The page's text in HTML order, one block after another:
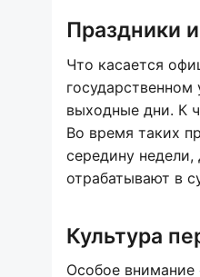
Праздники
Что касается
государственном
выходные дни. К
Во время таких
середину
отрабатывают в
Культура
Особое внимание